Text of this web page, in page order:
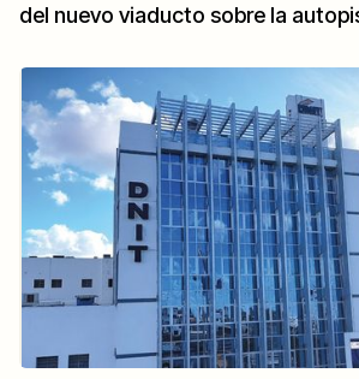
del nuevo viaducto sobre la